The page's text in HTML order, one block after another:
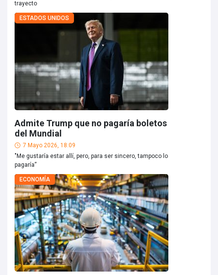
trayecto
ESTADOS UNIDOS
Admite Trump que no pagaría boletos
del Mundial
7 Mayo 2026, 18:09
"Me gustaría estar allí, pero, para ser sincero, tampoco lo
pagaría”
ECONOMÍA